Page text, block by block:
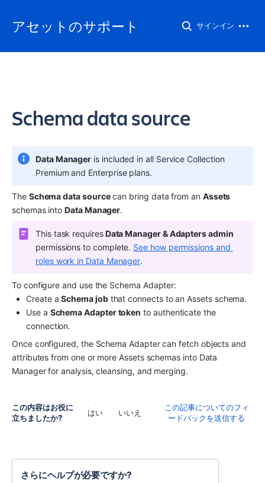
アセットのサポート サインイン
Schema data source
Data Manager is included in all Service Collection
Premium and Enterprise plans.
The Schema data source can bring data from an Assets
schemas into Data Manager.
This task requires Data Manager & Adapters admin
permissions to complete. See how permissions and
roles work in Data Manager.
To configure and use the Schema Adapter:
Create a Schema job that connects to an Assets schema.
Use a Schema Adapter token to authenticate the
connection.
Once configured, the Schema Adapter can fetch objects and
attributes from one or more Assets schemas into Data
Manager for analysis, cleansing, and merging.
この内容はお役に
立ちましたか?
はい いいえ
この記事についてのフィ
ードバックを送信する
さらにヘルプが必要ですか?